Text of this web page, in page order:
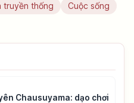
truyền thống Cuộc sống
Chausuyama: dạo chơi